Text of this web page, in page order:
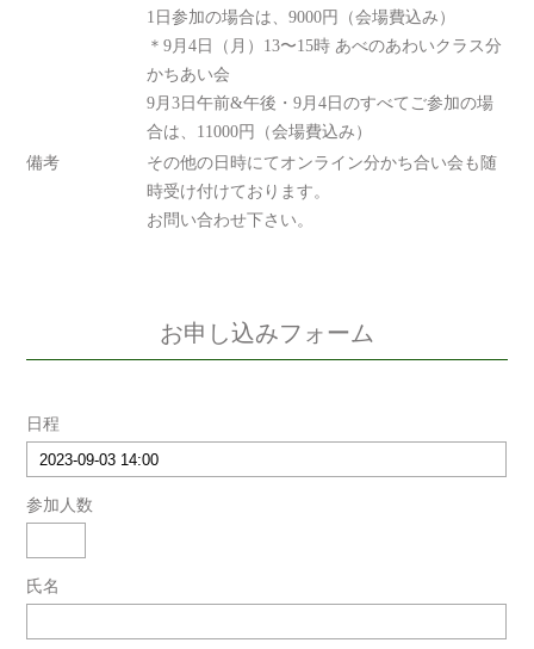
1日参加の場合は、9000円（会場費込み）
＊9月4日（月）13〜15時 あべのあわいクラス分
かちあい会
9月3日午前&午後・9月4日のすべてご参加の場
合は、11000円（会場費込み）
備考
その他の日時にてオンライン分かち合い会も随
時受け付けております。
お問い合わせ下さい。
お申し込みフォーム
日程
参加人数
氏名